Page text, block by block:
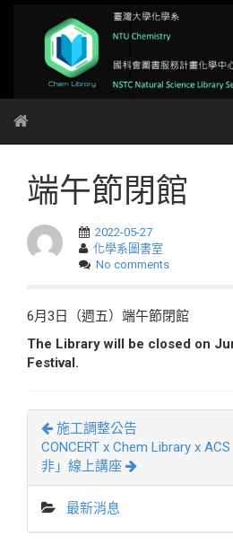
端午節閉館
2022-05-27
化學系圖書室
No comments
6月3日（週五）端午節閉館
The Library will be closed on
Festival.
施工調整公告
CONCERT x Chem Library x
非」線上講座
最新消息